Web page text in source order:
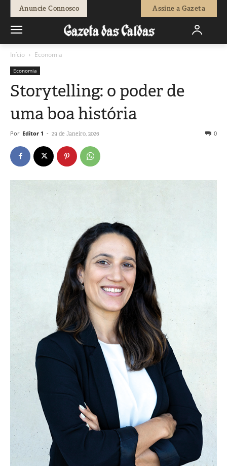
Anuncie Connosco Assine a Gazeta
Início Economia
Economia
Storytelling: o poder de
uma boa história
Por Editor 1 - 29 de Janeiro, 2026 0